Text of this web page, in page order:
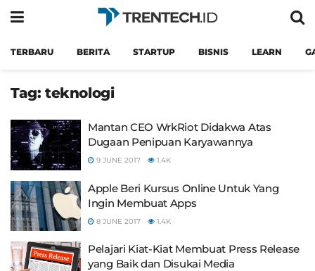
TERBARU BERITA STARTUP BISNIS LEARN
Tag: teknologi
Mantan CEO WrkRiot Didakwa Atas
Dugaan Penipuan Karyawannya
9 JUNE 2017 1.4K
Apple Beri Kursus Online Untuk Yang
Ingin Membuat Apps
8 JUNE 2017 1.4K
Pelajari Kiat-Kiat Membuat Press Release
yang Baik dan Disukai Media